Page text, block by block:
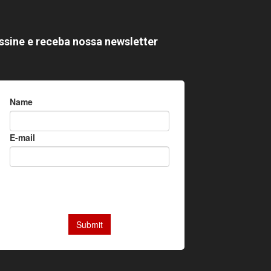
e receba nossa newsletter